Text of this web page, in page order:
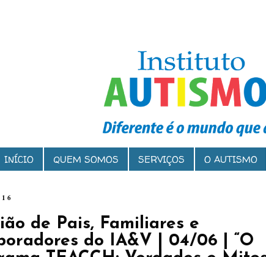
INÍCIO QUEM SOMOS SERVIÇOS O AUTISMO
de Pais, Familiares e
do IA&V | 04/06 | “O